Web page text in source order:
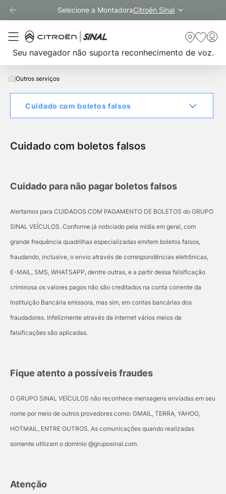
Selecione a MontadoraCitroën Sinal
Seu navegador não suporta reconhecimento de voz.
Outros serviços
Cuidado com boletos falsos
Cuidado com boletos falsos
Cuidado para não pagar boletos falsos
Alertamos para CUIDADOS COM PAGAMENTO DE BOLETOS do GRUPO
SINAL VEÍCULOS. Conforme já noticiado pela mídia em geral, com
grande frequência quadrilhas especializadas emitem boletos falsos,
fraudando, inclusive, o envio através de correspondências eletrônicas,
E-MAIL, SMS, WHATSAPP, dentre outras, e a partir dessa falsificação
criminosa os valores pagos não são creditados na conta corrente da
Instituição Bancária emissora, mas sim, em contas bancárias dos
fraudadores. Infelizmente através da internet vários meios de
falsificações são aplicadas.
Fique atento a possíveis fraudes
O GRUPO SINAL VEÍCULOS não reconhece mensagens enviadas em seu
nome por meio de outros provedores como: GMAIL, TERRA, YAHOO,
HOTMAIL, ENTRE OUTROS. As comunicações quando realizadas
somente utilizam o domínio @gruposinal.com.
Atenção